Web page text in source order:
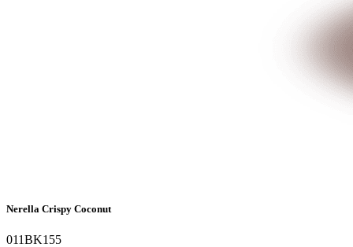
Nerella Crispy Coconut
011BK155